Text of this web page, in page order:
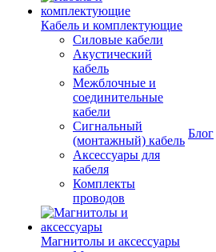
Кабель и комплектующие
Силовые кабели
Акустический
кабель
Межблочные и
соединительные
кабели
Сигнальный
(монтажный) кабель
Аксессуары для
кабеля
Комплекты
проводов
Магнитолы и аксессуары
Блог